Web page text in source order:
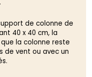
de colonne de
40 x 40 cm, la
la colonne reste
de vent ou avec un